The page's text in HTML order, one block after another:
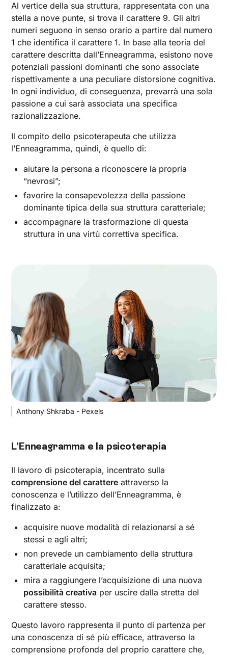
Al vertice della sua struttura, rappresentata con una
stella a nove punte, si trova il carattere 9. Gli altri
numeri seguono in senso orario a partire dal numero
1 che identifica il carattere 1. In base alla teoria del
carattere descritta dall’Enneagramma, esistono nove
potenziali passioni dominanti che sono associate
rispettivamente a una peculiare distorsione cognitiva.
In ogni individuo, di conseguenza, prevarrà una sola
passione a cui sarà associata una specifica
razionalizzazione.
Il compito dello psicoterapeuta che utilizza
l’Enneagramma, quindi, è quello di:
aiutare la persona a riconoscere la propria
“nevrosi”;
favorire la consapevolezza della passione
dominante tipica della sua struttura caratteriale;
accompagnare la trasformazione di questa
struttura in una virtù correttiva specifica.
Anthony Shkraba - Pexels
L’Enneagramma e la psicoterapia
Il lavoro di psicoterapia, incentrato sulla
comprensione del carattere attraverso la
conoscenza e l’utilizzo dell’Enneagramma, è
finalizzato a:
acquisire nuove modalità di relazionarsi a sé
stessi e agli altri;
non prevede un cambiamento della struttura
caratteriale acquisita;
mira a raggiungere l’acquisizione di una nuova
possibilità creativa per uscire dalla stretta del
carattere stesso.
Questo lavoro rappresenta il punto di partenza per
una conoscenza di sé più efficace, attraverso la
comprensione profonda del proprio carattere che,